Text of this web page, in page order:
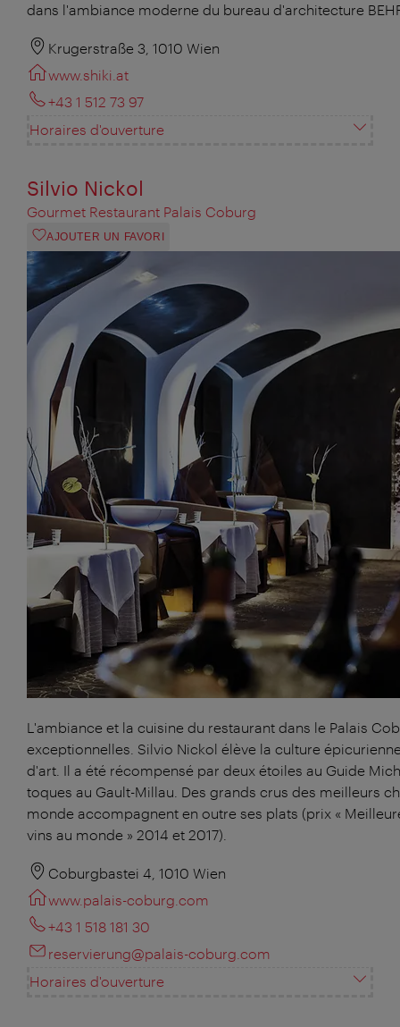
dans l'ambiance moderne du bureau d'architecture
Krugerstraße 3, 1010 Wien
www.shiki.at
+43 1 512 73 97
Horaires d'ouverture
Silvio Nickol
Gourmet Restaurant Palais Coburg
AJOUTER UN FAVORI
L'ambiance et la cuisine du restaurant dans le Palais
exceptionnelles. Silvio Nickol élève la culture
d'art. Il a été récompensé par deux étoiles au Guide
toques au Gault-Millau. Des grands crus des meilleurs
monde accompagnent en outre ses plats (prix «
vins au monde » 2014 et 2017).
Coburgbastei 4, 1010 Wien
www.palais-coburg.com
+43 1 518 181 30
reservierung@palais-coburg.com
Horaires d'ouverture